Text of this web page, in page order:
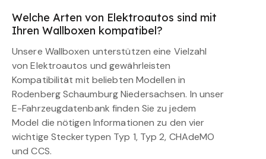
Welche Arten von Elektroautos sind mit
Ihren Wallboxen kompatibel?
Unsere Wallboxen unterstützen eine Vielzahl
von Elektroautos und gewährleisten
Kompatibilität mit beliebten Modellen in
Rodenberg Schaumburg Niedersachsen. In unser
E-Fahrzeugdatenbank finden Sie zu jedem
Model die nötigen Informationen zu den vier
wichtige Steckertypen Typ 1, Typ 2, CHAdeMO
und CCS.